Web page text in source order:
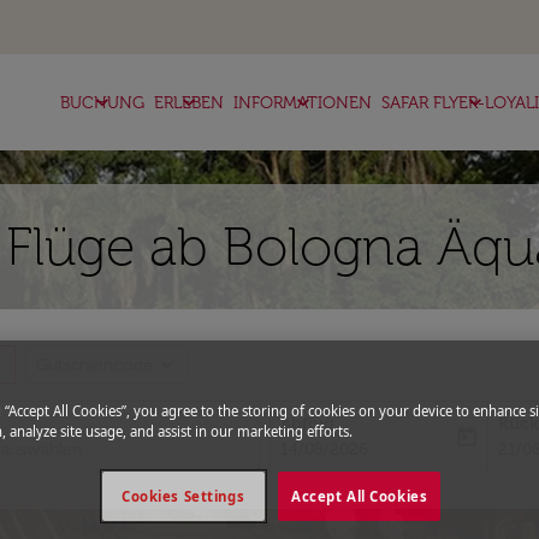
BUCHUNG
keyboard_arrow_down ERLEBEN
keyboard_arrow_down INFORMATIONEN
keyboard_arrow_down SAFAR FLYER-
keyboard_arrow_down
ab Bologna
Abflug
fc-
“Accept All Cookies”, you agree to the storing of cookies on your device to enhance
analyze site usage, and assist in our marketing efforts.
Accept All Cookies
Cookies Settings